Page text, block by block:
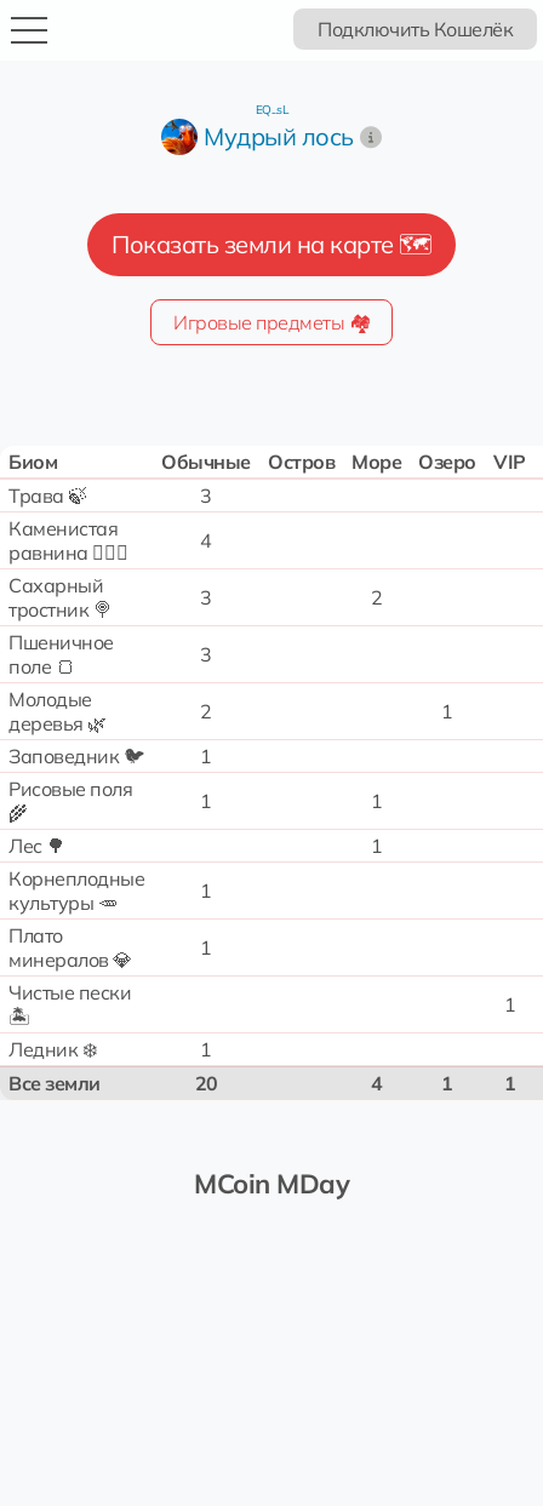
Подключить Кошелёк
Мудрый лось
EQ...sL
Показать земли на карте 🗺️
Игровые предметы 🏘️
Биом Обычные Остров Море Озеро
VIP
Трава 🍃
3
Каменистая
равнина 🧗🏻‍♂️
4
Сахарный
тростник 🍭
3
2
Пшеничное
поле 🍞
3
Молодые
деревья 🌿
2
1
Заповедник 🐦
1
Рисовые поля
🌾
1
1
Лес 🌳
1
Корнеплодные
культуры 🥕
1
Плато
минералов 💎
1
Чистые пески
🏝️
1
Ледник ❄️
1
Все земли
20 4 1 1
MCoin MDay